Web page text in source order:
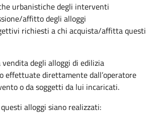
urbanistiche degli interventi
affitto degli alloggi
richiesti a chi acquista/affitta questi
vendita degli alloggi di edilizia
effettuate direttamente dall’operatore
o da soggetti da lui incaricati.
alloggi siano realizzati: